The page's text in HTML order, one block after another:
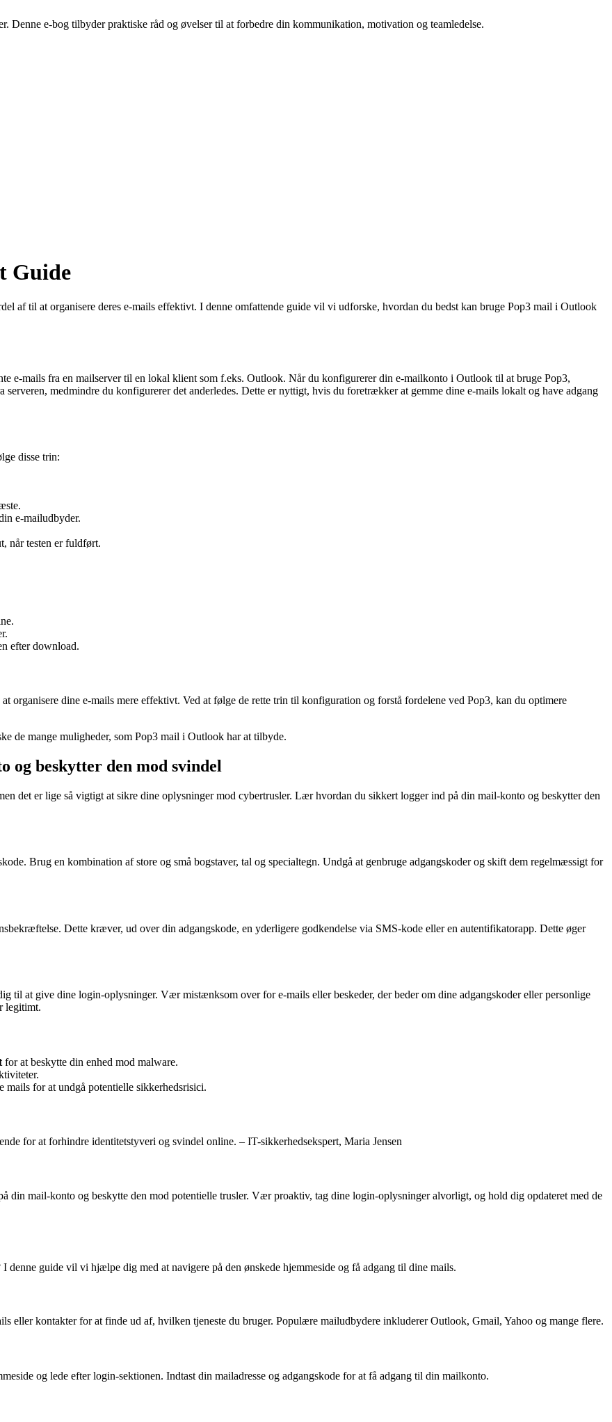
Denne e-bog tilbyder praktiske råd og øvelser til at forbedre din kommunikation, motivation og teamledelse.
Guide
af til at organisere deres e-mails effektivt. I denne omfattende guide vil vi udforske, hvordan du bedst kan bruge Pop3 mail i Outlook
e-mails fra en mailserver til en lokal klient som f.eks. Outlook. Når du konfigurerer din e-mailkonto i Outlook til at bruge Pop3,
serveren, medmindre du konfigurerer det anderledes. Dette er nyttigt, hvis du foretrækker at gemme dine e-mails lokalt og have adgang
disse trin:
e-mailudbyder.
når testen er fuldført.
efter download.
dine e-mails mere effektivt. Ved at følge de rette trin til konfiguration og forstå fordelene ved Pop3, kan du optimere
de mange muligheder, som Pop3 mail i Outlook har at tilbyde.
og beskytter den mod svindel
det er lige så vigtigt at sikre dine oplysninger mod cybertrusler. Lær hvordan du sikkert logger ind på din mail-konto og beskytter den
Brug en kombination af store og små bogstaver, tal og specialtegn. Undgå at genbruge adgangskoder og skift dem regelmæssigt for
Dette kræver, ud over din adgangskode, en yderligere godkendelse via SMS-kode eller en autentifikatorapp. Dette øger
til at give dine login-oplysninger. Vær mistænksom over for e-mails eller beskeder, der beder om dine adgangskoder eller personlige
legitimt.
for at beskytte din enhed mod malware.
mails for at undgå potentielle sikkerhedsrisici.
for at forhindre identitetstyveri og svindel online. – IT-sikkerhedsekspert, Maria Jensen
din mail-konto og beskytte den mod potentielle trusler. Vær proaktiv, tag dine login-oplysninger alvorligt, og hold dig opdateret med de
guide vil vi hjælpe dig med at navigere på den ønskede hjemmeside og få adgang til dine mails.
eller kontakter for at finde ud af, hvilken tjeneste du bruger. Populære mailudbydere inkluderer Outlook, Gmail, Yahoo og mange flere.
og lede efter login-sektionen. Indtast din mailadresse og adgangskode for at få adgang til din mailkonto.